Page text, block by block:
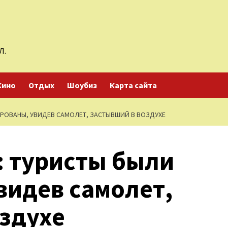
Отдых Шоубиз Карта сайта
УВИДЕВ САМОЛЕТ, ЗАСТЫВШИЙ В ВОЗДУХЕ
туристы были
самолет,